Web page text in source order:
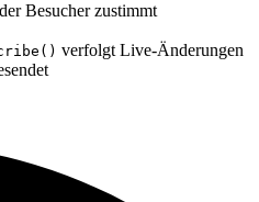
Besucher zustimmt
verfolgt Live-Änderungen